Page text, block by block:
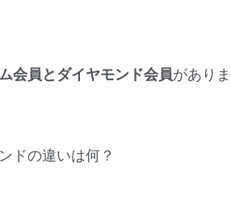
会員とダイヤモンド会員がありま
ドの違いは何？